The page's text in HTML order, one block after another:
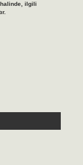
ilgili